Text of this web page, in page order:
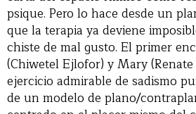
psique. Pero lo hace desde un
que la terapia ya deviene
chiste de mal gusto. El primer
(Chiwetel Ejlofor) y Mary
ejercicio admirable de sadismo
de un modelo de plano/